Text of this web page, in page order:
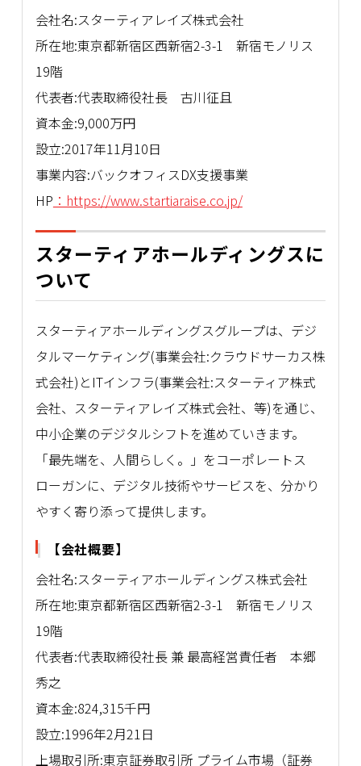
会社名:スターティアレイズ株式会社
所在地:東京都新宿区西新宿2-3-1 新宿モノリス
19階
代表者:代表取締役社長 古川征且
資本金:9,000万円
設立:2017年11月10日
事業内容:バックオフィスDX支援事業
HP ：https://www.startiaraise.co.jp/
スターティアホールディングスに
ついて
スターティアホールディングスグループは、デジ
タルマーケティング(事業会社:クラウドサーカス株
式会社)とITインフラ(事業会社:スターティア株式
会社、スターティアレイズ株式会社、等)を通じ、
中小企業のデジタルシフトを進めていきます。
「最先端を、人間らしく。」をコーポレートス
ローガンに、デジタル技術やサービスを、分かり
やすく寄り添って提供します。
【会社概要】
会社名:スターティアホールディングス株式会社
所在地:東京都新宿区西新宿2-3-1 新宿モノリス
19階
代表者:代表取締役社長 兼 最高経営責任者 本郷
秀之
資本金:824,315千円
設立:1996年2月21日
上場取引所:東京証券取引所 プライム市場（証券